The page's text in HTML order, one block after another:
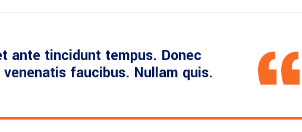
ante tincidunt tempus. Donec
faucibus. Nullam quis.